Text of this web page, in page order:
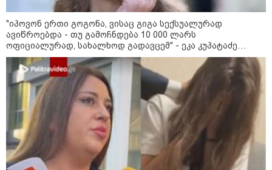
გადავცემ" - ეკა კუპატაძე
განცხადებას ავრცელებს
რა ისმინს სახლში დაყენებული
მომსასმენი მოწყობილობის
ჩანაწერში, სადაც ნია იმნაძე
მამას ესაუბრება?
"ამ ვიდეოს ნახვა ჩემთვის იყო
სიკვდილი" - რას ამბობს
დაკარგული 17 წლის ბიჭის დედა
ვიდეოკადრებზე, სადაც შვილის
განწირული ვედრების ხმა
ამოიცნო
"იპოვონ ერთი გოგონა, ვისაც გიგა სექსუალურად
ავიწროებდა - თუ გამოჩნდება 10 000 ლარს
ოფიციალურად, სახალხოდ გადავცემ" - ეკა კუპატაძე
განცხადებას ავრცელებს